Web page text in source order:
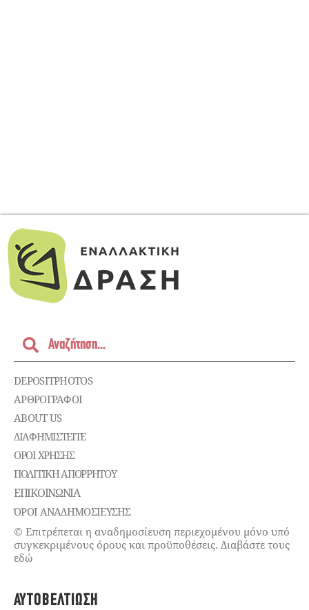
DEPOSITPHOTOS
ΑΡΘΡΟΓΡΑΦΟΙ
ABOUT US
ΔΙΑΦΗΜΙΣΤΕΊΤΕ
ΌΡΟΙ ΧΡΉΣΗΣ
ΠΟΛΙΤΙΚΉ ΑΠΟΡΡΉΤΟΥ
ΕΠΙΚΟΙΝΩΝΊΑ
ΌΡΟΙ ΑΝΑΔΗΜΟΣΙΕΥΣΗΣ
© Επιτρέπεται η αναδημοσίευση περιεχομένου μόνο υπό
συγκεκριμένους όρους και προϋποθέσεις. Διαβάστε τους
εδώ
ΑΥΤΟΒΕΛΤΊΩΣΗ